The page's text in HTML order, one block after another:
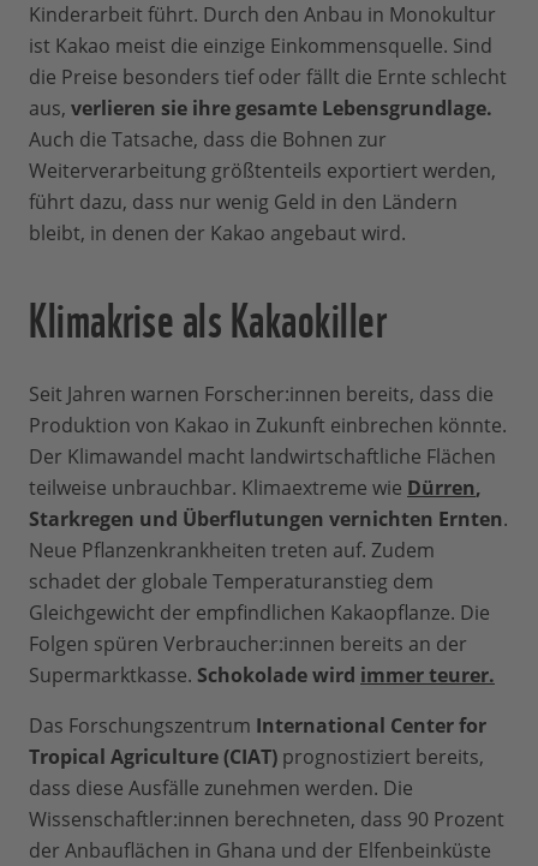
Kinderarbeit führt. Durch den Anbau in Monokultur
ist Kakao meist die einzige Einkommensquelle. Sind
die Preise besonders tief oder fällt die Ernte schlecht
aus, verlieren sie ihre gesamte Lebensgrundlage.
Auch die Tatsache, dass die Bohnen zur
Weiterverarbeitung größtenteils exportiert werden,
führt dazu, dass nur wenig Geld in den Ländern
bleibt, in denen der Kakao angebaut wird.
Klimakrise als Kakaokiller
Seit Jahren warnen Forscher:innen bereits, dass die
Produktion von Kakao in Zukunft einbrechen könnte.
Der Klimawandel macht landwirtschaftliche Flächen
teilweise unbrauchbar. Klimaextreme wie Dürren,
Starkregen und Überflutungen vernichten Ernten.
Neue Pflanzenkrankheiten treten auf. Zudem
schadet der globale Temperaturanstieg dem
Gleichgewicht der empfindlichen Kakaopflanze. Die
Folgen spüren Verbraucher:innen bereits an der
Supermarktkasse. Schokolade wird immer teurer.
Das Forschungszentrum International Center for
Tropical Agriculture (CIAT) prognostiziert bereits,
dass diese Ausfälle zunehmen werden. Die
Wissenschaftler:innen berechneten, dass 90 Prozent
der Anbauflächen in Ghana und der Elfenbeinküste